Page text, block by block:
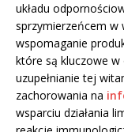
układu
sprzymierzeńcem w
wspomaganie
które są kluczowe w
uzupełnianie tej
zachorowania na
wsparciu działania